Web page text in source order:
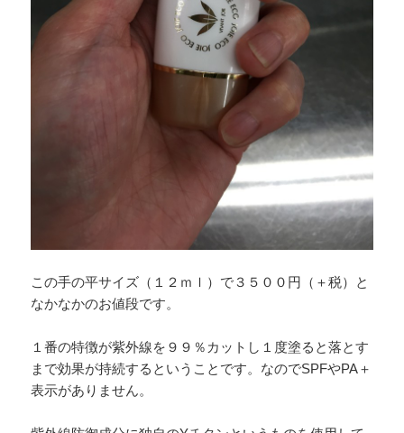
この手の平サイズ（１２ｍｌ）で３５００円（＋税）と
なかなかのお値段です。
１番の特徴が紫外線を９９％カットし１度塗ると落とす
まで効果が持続するということです。なのでSPFやPA＋
表示がありません。